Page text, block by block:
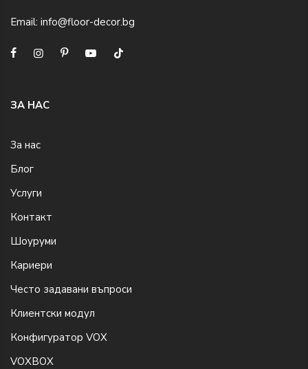
Email: info@floor-decor.bg
ЗА НАС
За нас
Блог
Услуги
Контакт
Шоуруми
Кариери
Често задавани въпроси
Клиентски модул
Конфигуратор VOX
VOXBOX